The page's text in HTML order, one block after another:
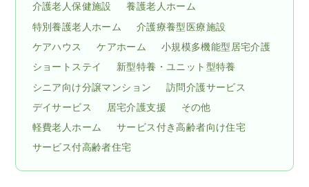
介護老人保健施設
養護老人ホーム
特別養護老人ホーム
介護療養型医療施設
ケアハウス
ケアホーム
小規模多機能型居宅介護
ショートステイ
新型特養・ユニット型特養
シニア向け分譲マンション
訪問介護サービス
デイサービス
居宅介護支援
その他
軽費老人ホーム
サービス付き高齢者向け住宅
サービス付高齢者住宅